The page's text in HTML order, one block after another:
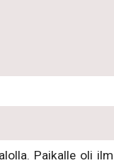
Paikalle oli